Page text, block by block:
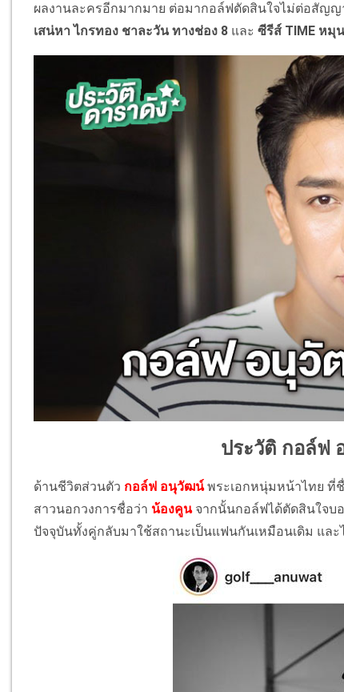
ผลงานละครอีกมากมาย ต่อมากอล์ฟตัดสินใจไม่ต่อสัญญ
เสน่หา ไกรทอง ชาละวัน ทางช่อง 8 และซีรีส์ TIME หมุ
ประวัติ กอล์ฟ
ด้านชีวิตส่วนตัว กอล์ฟ อนุวัฒน์พระเอกหนุ่มหน้าไทย ที่
สาวนอกวงการชื่อว่า น้องคูนจากนั้นกอล์ฟได้ตัดสินใจบอ
ปัจจุบันทั้งคู่กลับมาใช้สถานะเป็นแฟนกันเหมือนเดิม และ